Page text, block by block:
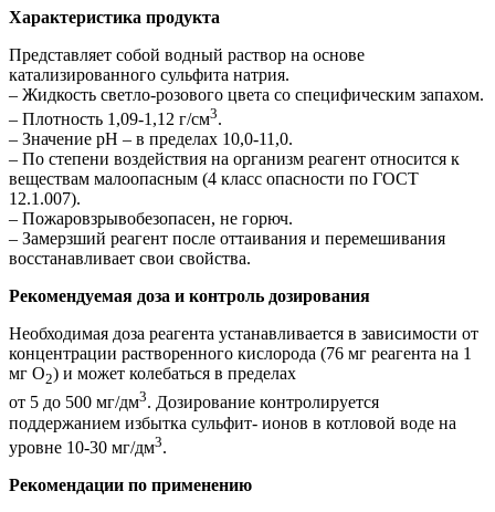
Характеристика продукта
Представляет собой водный раствор на основе
катализированного сульфита натрия.
– Жидкость светло-розового цвета со специфическим запахом.
– Плотность 1,09-1,12 г/см3.
– Значение рН – в пределах 10,0-11,0.
– По степени воздействия на организм реагент относится к
веществам малоопасным (4 класс опасности по ГОСТ
12.1.007).
– Пожаровзрывобезопасен, не горюч.
– Замерзший реагент после оттаивания и перемешивания
восстанавливает свои свойства.
Рекомендуемая доза и контроль дозирования
Необходимая доза реагента устанавливается в зависимости от
концентрации растворенного кислорода (76 мг реагента на 1
мг О2) и может колебаться в пределах
от 5 до 500 мг/дм3. Дозирование контролируется
поддержанием избытка сульфит- ионов в котловой воде на
уровне 10-30 мг/дм3.
Рекомендации по применению